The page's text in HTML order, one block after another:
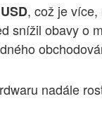
, což je
snížil obavy o
nadále